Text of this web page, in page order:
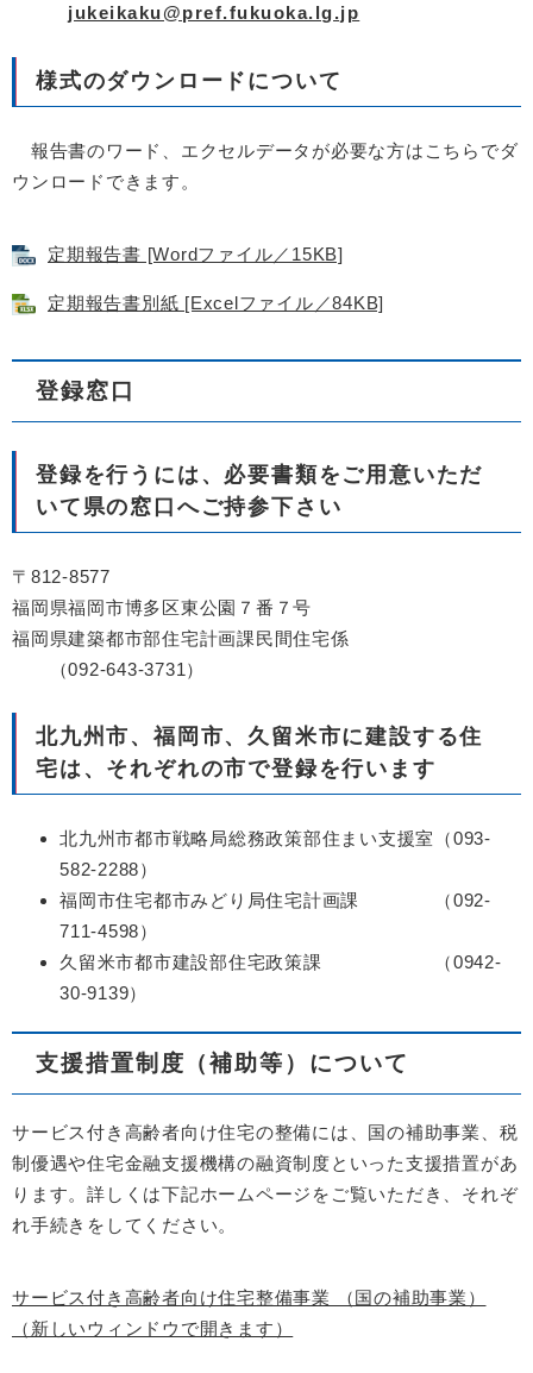
jukeikaku@pref.fukuoka.lg.jp
様式のダウンロードについて
報告書のワード、エクセルデータが必要な方はこちらでダ
ウンロードできます。
定期報告書 [Wordファイル／15KB]
定期報告書別紙 [Excelファイル／84KB]
登録窓口
登録を行うには、必要書類をご用意いただ
いて県の窓口へご持参下さい
〒812-8577
福岡県福岡市博多区東公園７番７号
福岡県建築都市部住宅計画課民間住宅係
（092-643-3731）
北九州市、福岡市、久留米市に建設する住
宅は、それぞれの市で登録を行います
北九州市都市戦略局総務政策部住まい支援室（093-
582-2288）
福岡市住宅都市みどり局住宅計画課 （092-
711-4598）
久留米市都市建設部住宅政策課 （0942-
30-9139）
支援措置制度（補助等）について
サービス付き高齢者向け住宅の整備には、国の補助事業、税
制優遇や住宅金融支援機構の融資制度といった支援措置があ
ります。詳しくは下記ホームページをご覧いただき、それぞ
れ手続きをしてください。
サービス付き高齢者向け住宅整備事業 （国の補助事業）
（新しいウィンドウで開きます）